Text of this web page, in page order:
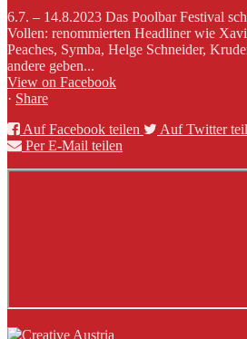
6.7. – 14.8.2023 Das Poolbar Festival
Vollen: renommierten Headliner wie
Peaches, Symba, Helge Schneider,
andere geben...
View on Facebook
· Share
Auf Facebook teilen
Auf Twitter
Per E-Mail teilen